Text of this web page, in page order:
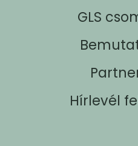
GLS
Hírlevél